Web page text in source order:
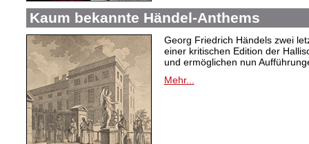
Kaum bekannte Händel-Anthems
Georg Friedrich Händels zwei
einer kritischen Edition der
und ermöglichen nun
Mehr...